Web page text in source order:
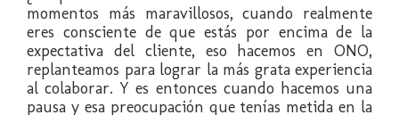
momentos más maravillosos, cuando realmente
eres consciente de que estás por encima de la
expectativa del cliente, eso hacemos en ONO,
replanteamos para lograr la más grata experiencia
al colaborar. Y es entonces cuando hacemos una
pausa y esa preocupación que tenías metida en la